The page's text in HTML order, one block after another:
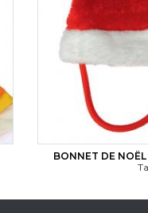
BONNET DE